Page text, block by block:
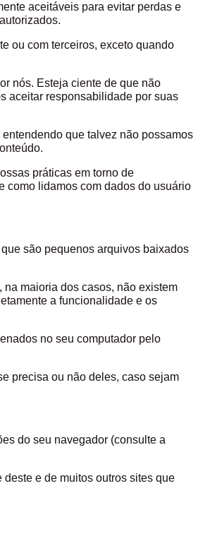
aceitáveis ​​para evitar perdas e
não autorizados.
ou com terceiros, exceto quando
nós. Esteja ciente de que não
aceitar responsabilidade por suas
que talvez não possamos
conteúdo.
práticas em torno de
como lidamos com dados do usuário
são pequenos arquivos baixados
maioria dos casos, não existem
a funcionalidade e os
no seu computador pelo
precisa ou não deles, caso sejam
do seu navegador (consulte a
e de muitos outros sites que